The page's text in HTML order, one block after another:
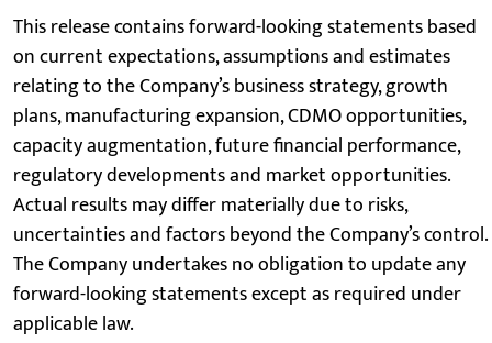
This release contains forward-looking statements based
on current expectations, assumptions and estimates
relating to the Company’s business strategy, growth
plans, manufacturing expansion, CDMO opportunities,
capacity augmentation, future financial performance,
regulatory developments and market opportunities.
Actual results may differ materially due to risks,
uncertainties and factors beyond the Company’s control.
The Company undertakes no obligation to update any
forward-looking statements except as required under
applicable law.